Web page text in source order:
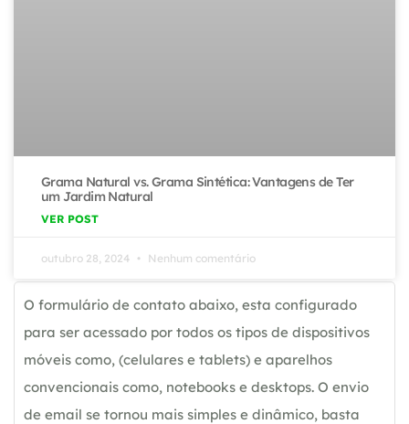
Grama Natural vs. Grama Sintética: Vantagens de Ter
um Jardim Natural
VER POST
outubro 28, 2024 Nenhum comentário
O formulário de contato abaixo, esta configurado
para ser acessado por todos os tipos de dispositivos
móveis como, (celulares e tablets) e aparelhos
convencionais como, notebooks e desktops. O envio
de email se tornou mais simples e dinâmico, basta